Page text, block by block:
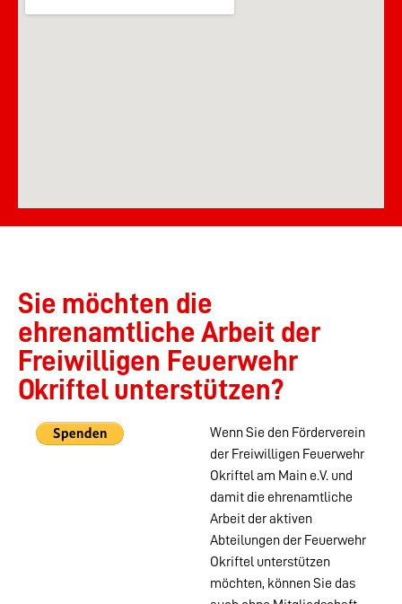
Sie möchten die
ehrenamtliche Arbeit der
Freiwilligen Feuerwehr
Okriftel unterstützen?
Wenn Sie den Förderverein
der Freiwilligen Feuerwehr
Okriftel am Main e.V. und
damit die ehrenamtliche
Arbeit der aktiven
Abteilungen der Feuerwehr
Okriftel unterstützen
möchten, können Sie das